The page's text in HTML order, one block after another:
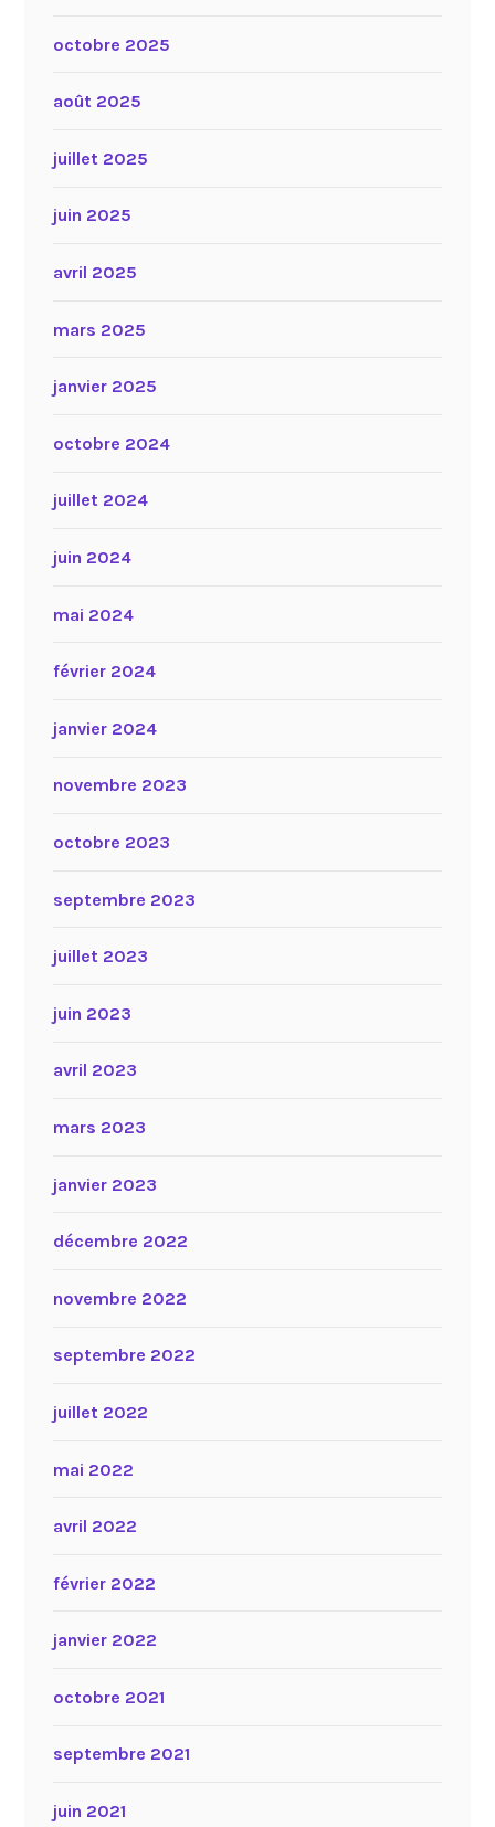
octobre 2025
août 2025
juillet 2025
juin 2025
avril 2025
mars 2025
janvier 2025
octobre 2024
juillet 2024
juin 2024
mai 2024
février 2024
janvier 2024
novembre 2023
octobre 2023
septembre 2023
juillet 2023
juin 2023
avril 2023
mars 2023
janvier 2023
décembre 2022
novembre 2022
septembre 2022
juillet 2022
mai 2022
avril 2022
février 2022
janvier 2022
octobre 2021
septembre 2021
juin 2021